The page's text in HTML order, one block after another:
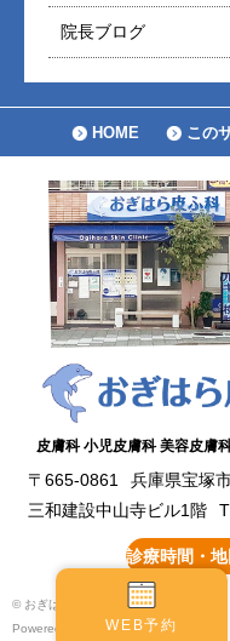
WEB予約
院長ブログ
HOME この
皮膚科 小児皮膚科 美容皮膚
〒665-0861
兵庫県宝塚
三和建設中山寺ビル1階
診療時間・
© おぎはら皮ふ科 All Rights Reserved.
Powered by
お医者さんドットコム